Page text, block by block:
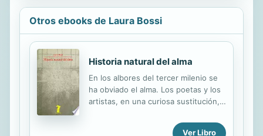
Otros ebooks de Laura Bossi
Historia natural del alma
En los albores del tercer milenio se
ha obviado el alma. Los poetas y los
artistas, en una curiosa sustitución,
cuerpo, soma, que antaño significaba
Ver Libro